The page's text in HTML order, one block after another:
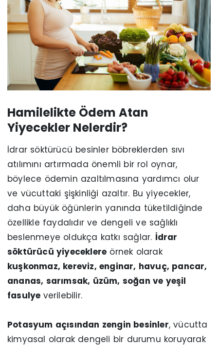
Hamilelikte Ödem Atan
Yiyecekler Nelerdir?
İdrar söktürücü besinler böbreklerden sıvı
atılımını artırmada önemli bir rol oynar,
böylece ödemin azaltılmasına yardımcı olur
ve vücuttaki şişkinliği azaltır. Bu yiyecekler,
daha büyük öğünlerin yanında tüketildiğinde
özellikle faydalıdır ve dengeli ve sağlıklı
beslenmeye oldukça katkı sağlar. İdrar
söktürücü yiyeceklere örnek olarak
kuşkonmaz, kereviz, enginar, havuç, pancar,
ananas, sarımsak, üzüm, soğan ve yeşil
fasulye verilebilir.
Potasyum açısından zengin besinler, vücutta
kimyasal olarak dengeli bir durumu koruyarak